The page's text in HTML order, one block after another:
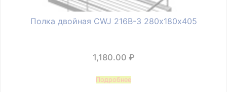
Полка двойная CWJ 216В-3 280х180х405
1,180.00 ₽
Подробнее